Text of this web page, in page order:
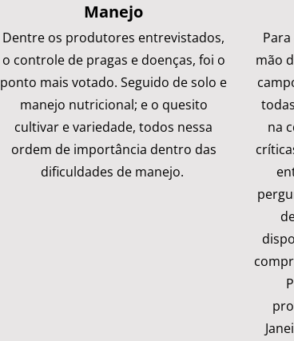
Manejo
Dentre os produtores entrevistados,
o controle de pragas e doenças, foi o
ponto mais votado. Seguido de solo e
manejo nutricional; e o quesito
cultivar e variedade, todos nessa
ordem de importância dentro das
dificuldades de manejo.
mão
na